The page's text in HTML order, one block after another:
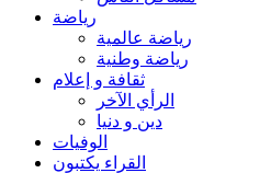
رياضة
رياضة عالمية
رياضة وطنية
ثقافة و إعلام
الرأي الآخر
دين و دنيا
الوفيات
القراء يكتبون